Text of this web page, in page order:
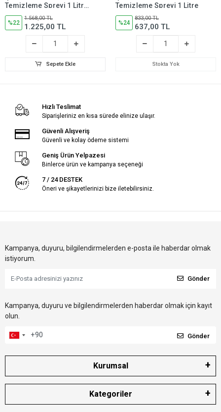
Temizleme Spreyi 1 Litre
(2 Adet)
%22
1.568,00 TL
1.225,00 TL
Sepete Ekle
Temizleme Spreyi 1 Litre
%24
833,00 TL
637,00 TL
Stokta Yok
Hızlı Teslimat
Siparişleriniz en kısa sürede elinize ulaşır.
Güvenli Alışveriş
Güvenli ve kolay ödeme sistemi
Geniş Ürün Yelpazesi
Binlerce ürün ve kampanya seçeneği
7 / 24 DESTEK
Öneri ve şikayetlerinizi bize iletebilirsiniz.
Kampanya, duyuru, bilgilendirmelerden e-posta ile haberdar olmak
istiyorum.
Gönder
Kampanya, duyuru ve bilgilendirmelerden haberdar olmak için kayıt
olun.
Gönder
Kurumsal
Kategoriler